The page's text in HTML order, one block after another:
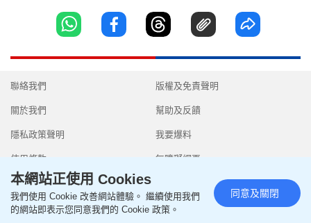
聯絡我們
關於我們
隱私政策聲明
使用條款
版權及免責聲明
幫助及反饋
我要爆料
無障礙網頁
Copyright © 2026 SingTao Ltd.All rights reserved.
本網站正使用 Cookies
我們使用 Cookie 改善網站體驗。 繼續使用我們
的網站即表示您同意我們的 Cookie 政策。
同意及關閉